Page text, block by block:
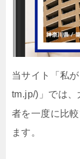
当サイト「私
tm.jp/)」では、
者を一度に比
ます。